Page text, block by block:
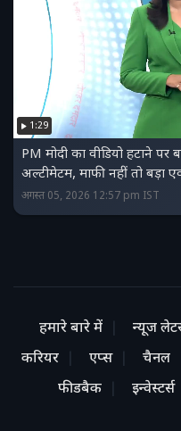
1:29
PM मोदी का वीडियो हटाने पर
अल्टीमेटम, माफी नहीं तो बड़ा
अगस्त 05, 2026 12:57 pm IST
हमारे बारे में न्यूज
करियर
एप्स चैनल
फीडबैक
इन्वेस्टर्स